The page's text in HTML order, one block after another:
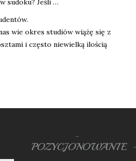
sudoku? Jeśli …
wie okres studiów wiążę się z
i często niewielką ilością
POZYCJONOWANIE